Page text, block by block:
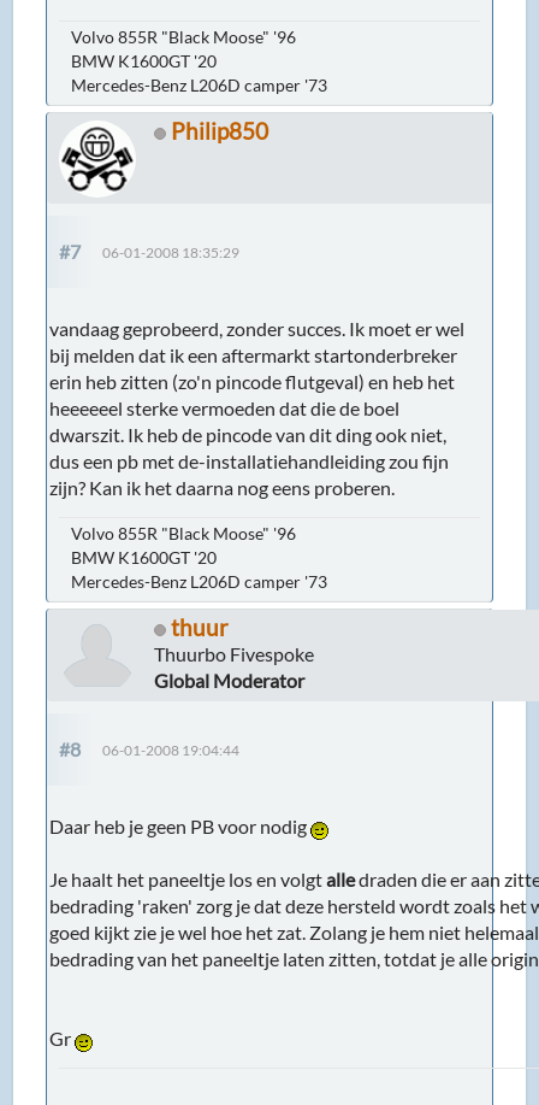
Volvo 855R "Black Moose" '96
BMW K1600GT '20
Mercedes-Benz L206D camper '73
Philip850
#7 06-01-2008 18:35:29
vandaag geprobeerd, zonder succes. Ik moet er wel
bij melden dat ik een aftermarkt startonderbreker
erin heb zitten (zo'n pincode flutgeval) en heb het
heeeeeel sterke vermoeden dat die de boel
dwarszit. Ik heb de pincode van dit ding ook niet,
dus een pb met de-installatiehandleiding zou fijn
zijn? Kan ik het daarna nog eens proberen.
Volvo 855R "Black Moose" '96
BMW K1600GT '20
Mercedes-Benz L206D camper '73
thuur
Thuurbo Fivespoke
Global Moderator
#8 06-01-2008 19:04:44
Daar heb je geen PB voor nodig
Je haalt het paneeltje los en volgtalledraden die er aan
bedrading 'raken' zorg je dat deze hersteld wordt zoals het
goed kijkt zie je wel hoe het zat. Zolang je hem niet
bedrading van het paneeltje laten zitten, totdat je alle
Gr